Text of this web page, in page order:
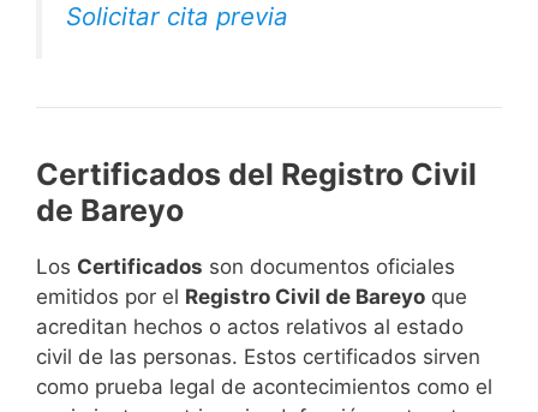
Solicitar cita previa
Certificados del Registro Civil
de Bareyo
Los Certificados son documentos oficiales
emitidos por el Registro Civil de Bareyo que
acreditan hechos o actos relativos al estado
civil de las personas. Estos certificados sirven
como prueba legal de acontecimientos como el